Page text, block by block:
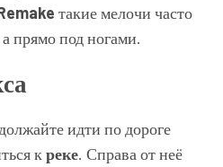
такие мелочи часто
прямо под ногами.
идти по дороге
к реке. Справа от неё